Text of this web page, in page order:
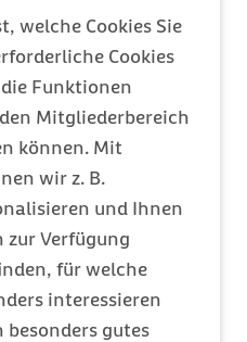
welche Cookies Sie
Cookies
Funktionen
Mitgliederbereich
können. Mit
wir z. B.
und Ihnen
zur Verfügung
für welche
interessieren
gutes
auslöst, ist es
Erfahrung. Denn
löst Lachen ein
Gestresste
auf den
wieder
sind dann
in Kursen zu
Progressiver
Chi vermittelt